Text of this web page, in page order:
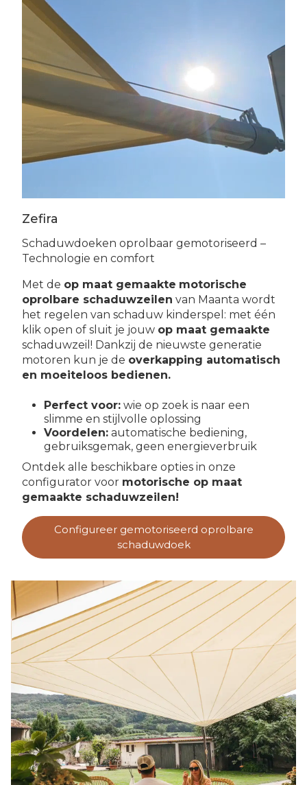
Zefira
Schaduwdoeken oprolbaar gemotoriseerd –
Technologie en comfort
Met de op maat gemaakte motorische
oprolbare schaduwzeilen van Maanta wordt
het regelen van schaduw kinderspel: met één
klik open of sluit je jouw op maat gemaakte
schaduwzeil! Dankzij de nieuwste generatie
motoren kun je de overkapping automatisch
en moeiteloos bedienen.
Perfect voor: wie op zoek is naar een
slimme en stijlvolle oplossing
Voordelen: automatische bediening,
gebruiksgemak, geen energieverbruik
Ontdek alle beschikbare opties in onze
configurator voor motorische op maat
gemaakte schaduwzeilen!
Configureer gemotoriseerd oprolbare
schaduwdoek